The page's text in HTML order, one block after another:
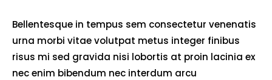
Bellentesque in tempus sem consectetur venenatis
urna morbi vitae volutpat metus integer finibus
risus mi sed gravida nisi lobortis at proin lacinia ex
nec enim bibendum nec interdum arcu